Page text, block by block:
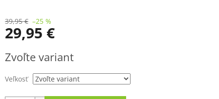
39,95 € –25 %
29,95 €
cena:
Zvoľte variant
Veľkosť